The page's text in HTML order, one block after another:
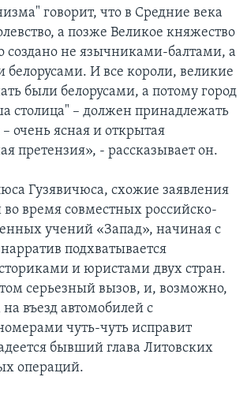
говорит, что в Средние века
а позже Великое княжество
создано не язычниками-балтами, а
белорусами. И все короли, великие
были белорусами, а потому город
столица" – должен принадлежать
– очень ясная и открытая
претензия», - рассказывает он.
Гузявичюса, схожие заявления
во время совместных российско-
учений «Запад», начиная с
подхватывается
и юристами двух стран.
серьезный вызов, и, возможно,
въезд автомобилей с
чуть-чуть исправит
бывший глава Литовских
операций.